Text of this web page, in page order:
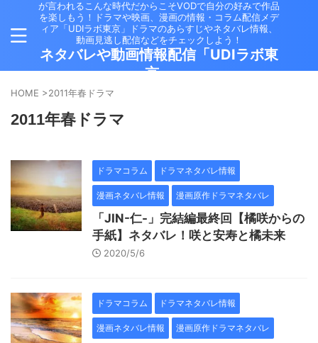
が言われるこんな時代だからこそVODで自分の好みで作品
を楽しもう！ドラマや映画、漫画の情報・コラム配信メデ
ィア「UDIラボ東京」ドラマのあらすじやネタバレ情報、
動画見逃し配信などをチェックしよう！
ネタバレや動画情報配信「UDIラボ東
京」
HOME >2011年春ドラマ
2011年春ドラマ
ドラマコラム ドラマネタバレ情報
漫画ネタバレ情報 漫画原作ドラマネタバレ
「JIN-仁-」完結編最終回【橘咲からの
手紙】ネタバレ！咲と安寿と橘未来
2020/5/6
ドラマコラム ドラマネタバレ情報
漫画ネタバレ情報 漫画原作ドラマネタバレ